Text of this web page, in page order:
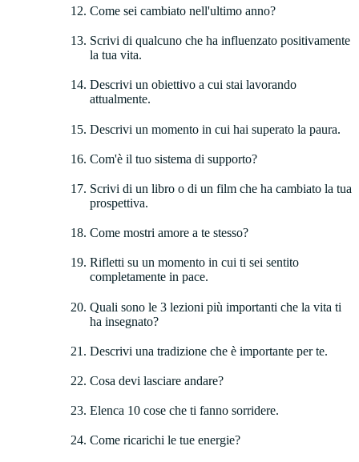
Come sei cambiato nell'ultimo anno?
Scrivi di qualcuno che ha influenzato positivamente
la tua vita.
Descrivi un obiettivo a cui stai lavorando
attualmente.
Descrivi un momento in cui hai superato la paura.
Com'è il tuo sistema di supporto?
Scrivi di un libro o di un film che ha cambiato la tua
prospettiva.
Come mostri amore a te stesso?
Rifletti su un momento in cui ti sei sentito
completamente in pace.
Quali sono le 3 lezioni più importanti che la vita ti
ha insegnato?
Descrivi una tradizione che è importante per te.
Cosa devi lasciare andare?
Elenca 10 cose che ti fanno sorridere.
Come ricarichi le tue energie?